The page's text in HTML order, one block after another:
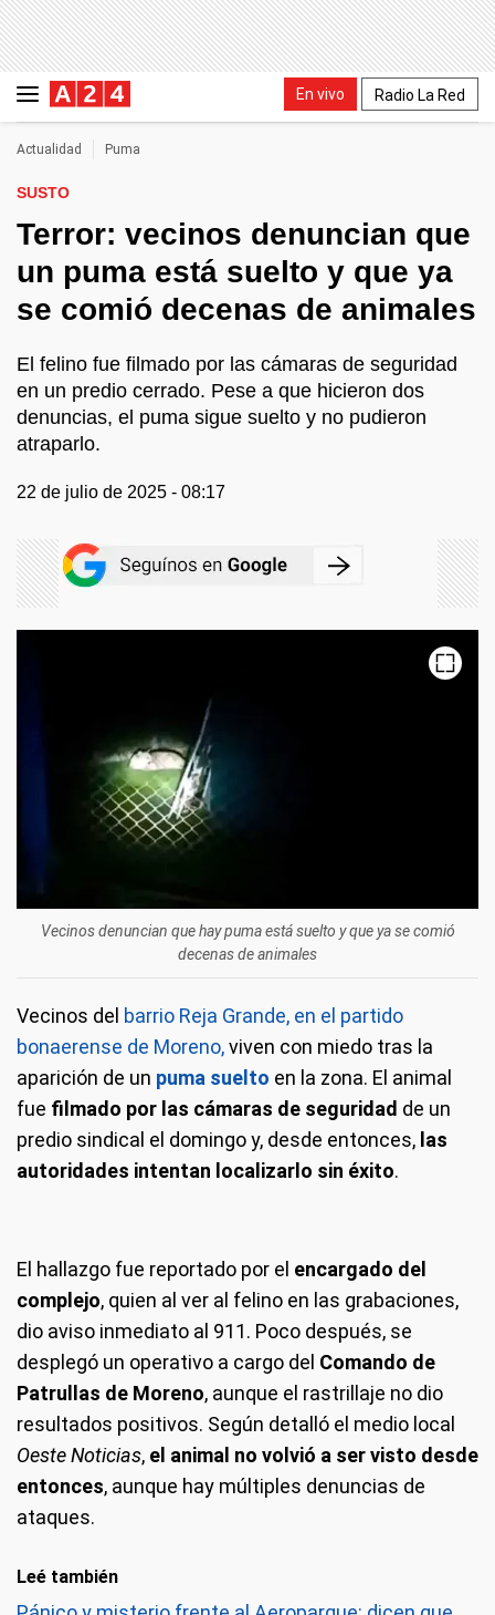
En vivo Radio La Red
Actualidad Puma
SUSTO
Terror: vecinos denuncian que
un puma está suelto y que ya
se comió decenas de animales
El felino fue filmado por las cámaras de seguridad
en un predio cerrado. Pese a que hicieron dos
denuncias, el puma sigue suelto y no pudieron
atraparlo.
22 de julio de 2025 - 08:17
Vecinos denuncian que hay puma está suelto y que ya se comió
decenas de animales
Vecinos del barrio Reja Grande, en el partido
bonaerense de Moreno,viven con miedo tras la
aparición de un puma suelto en la zona. El animal
fue filmado por las cámaras de seguridad de un
predio sindical el domingo y, desde entonces, las
autoridades intentan localizarlo sin éxito.
El hallazgo fue reportado por el encargado del
complejo, quien al ver al felino en las grabaciones,
dio aviso inmediato al 911. Poco después, se
desplegó un operativo a cargo del Comando de
Patrullas de Moreno, aunque el rastrillaje no dio
resultados positivos. Según detalló el medio local
Oeste Noticias, el animal no volvió a ser visto desde
entonces, aunque hay múltiples denuncias de
ataques.
Leé también